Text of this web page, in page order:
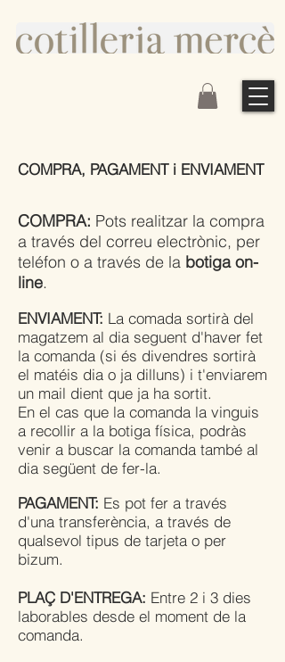
COMPRA, PAGAMENT i ENVIAMENT
COMPRA: Pots realitzar la compra
a través del correu electrònic, per
teléfon o a través de la botiga on-
line.
ENVIAMENT: La comada sortirà del
magatzem al dia seguent d'haver fet
la comanda (si és divendres sortirà
el matéis dia o ja dilluns) i t'enviarem
un mail dient que ja ha sortit.
En el cas que la comanda la vinguis
a recollir a la botiga física, podràs
venir a buscar la comanda també al
dia següent de fer-la.
PAGAMENT: Es pot fer a través
d'una transferència, a través de
qualsevol tipus de tarjeta o per
bizum.
PLAÇ D'ENTREGA: Entre 2 i 3 dies
laborables desde el moment de la
comanda.